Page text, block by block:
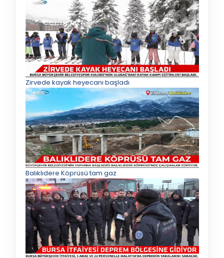
Zirvede kayak heyecanı başladı
Balıklıdere Köprüsü tam gaz